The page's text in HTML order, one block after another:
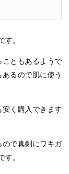
す。
こともあるようで
るので肌に使う
く購入できます
で真剣にワキガ
す。